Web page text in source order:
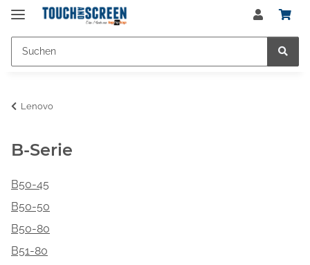
Lenovo
B-Serie
B50-45
B50-50
B50-80
B51-80